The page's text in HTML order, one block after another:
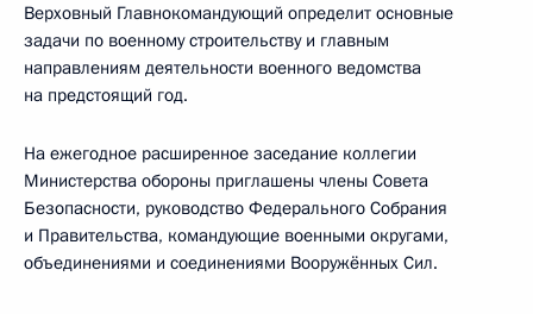
Верховный Главнокомандующий определит основные
задачи по военному строительству и главным
направлениям деятельности военного ведомства
на предстоящий год.
На ежегодное расширенное заседание коллегии
Министерства обороны приглашены члены Совета
Безопасности, руководство Федерального Собрания
и Правительства, командующие военными округами,
объединениями и соединениями Вооружённых Сил.